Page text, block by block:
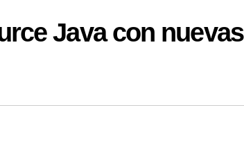
Java con nuevas